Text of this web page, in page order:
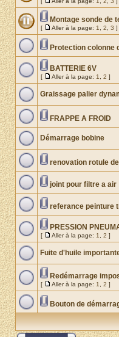
Montage sonde de
[ Aller à la page: 1 2 3 ]
Protection colonne
BATTERIE 6V
[ Aller à la page: 1 2 ]
Graissage palier
FRAPPE A FROID
Démarrage bobine
renovation rotule
joint pour filtre a air
referance peinture
PRESSION
[ Aller à la page: 1 2 ]
Fuite d'huile
Redémarrage
[ Aller à la page: 1 2 ]
Bouton de